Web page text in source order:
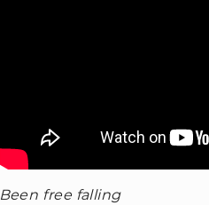
Been free falling